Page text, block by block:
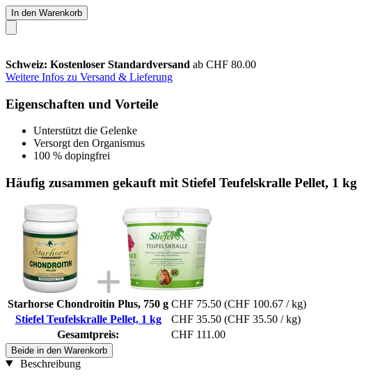
In den Warenkorb
Schweiz: Kostenloser Standardversand ab CHF 80.00
Weitere Infos zu Versand & Lieferung
Eigenschaften und Vorteile
Unterstützt die Gelenke
Versorgt den Organismus
100 % dopingfrei
Häufig zusammen gekauft mit Stiefel Teufelskralle Pellet, 1 kg
Starhorse Chondroitin Plus, 750 g CHF 75.50 (CHF 100.67 / kg)
Stiefel Teufelskralle Pellet, 1 kg
CHF 35.50 (CHF 35.50 / kg)
Gesamtpreis:
CHF 111.00
Beide in den Warenkorb
Beschreibung